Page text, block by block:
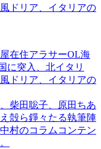
ドリア、イタリアの
在住アラサーOL海
に突入、北イタリ
ドリア、イタリアの
柴田聡子、原田ちあ
殻ら錚々たる執筆陣
村のコラムコンテン